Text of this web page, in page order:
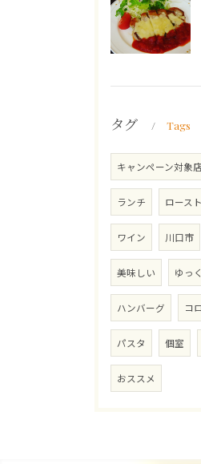
タグ Tags
キャンペーン対象
ランチ ロース
ワイン 川口市
美味しい ゆっ
ハンバーグ コ
パスタ 個室
おススメ